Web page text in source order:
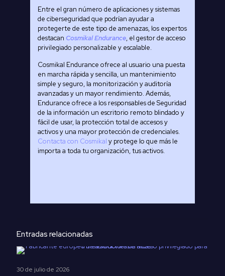
Entre el gran número de aplicaciones y sistemas
de ciberseguridad que podrían ayudar a
protegerte de este tipo de amenazas, los expertos
destacan Cosmikal Endurance, el gestor de acceso
privilegiado personalizable y escalable.
Cosmikal Endurance ofrece al usuario una puesta
en marcha rápida y sencilla, un mantenimiento
simple y seguro, la monitorización y auditoría
avanzadas y un mayor rendimiento. Además,
Endurance ofrece a los responsables de Seguridad
de la información un escritorio remoto blindado y
fácil de usar, la protección total de accesos y
activos y una mayor protección de credenciales.
Contacta con Cosmikal y protege lo que más le
importa a toda tu organización, tus activos.
Entradas relacionadas
30 de julio de 2026